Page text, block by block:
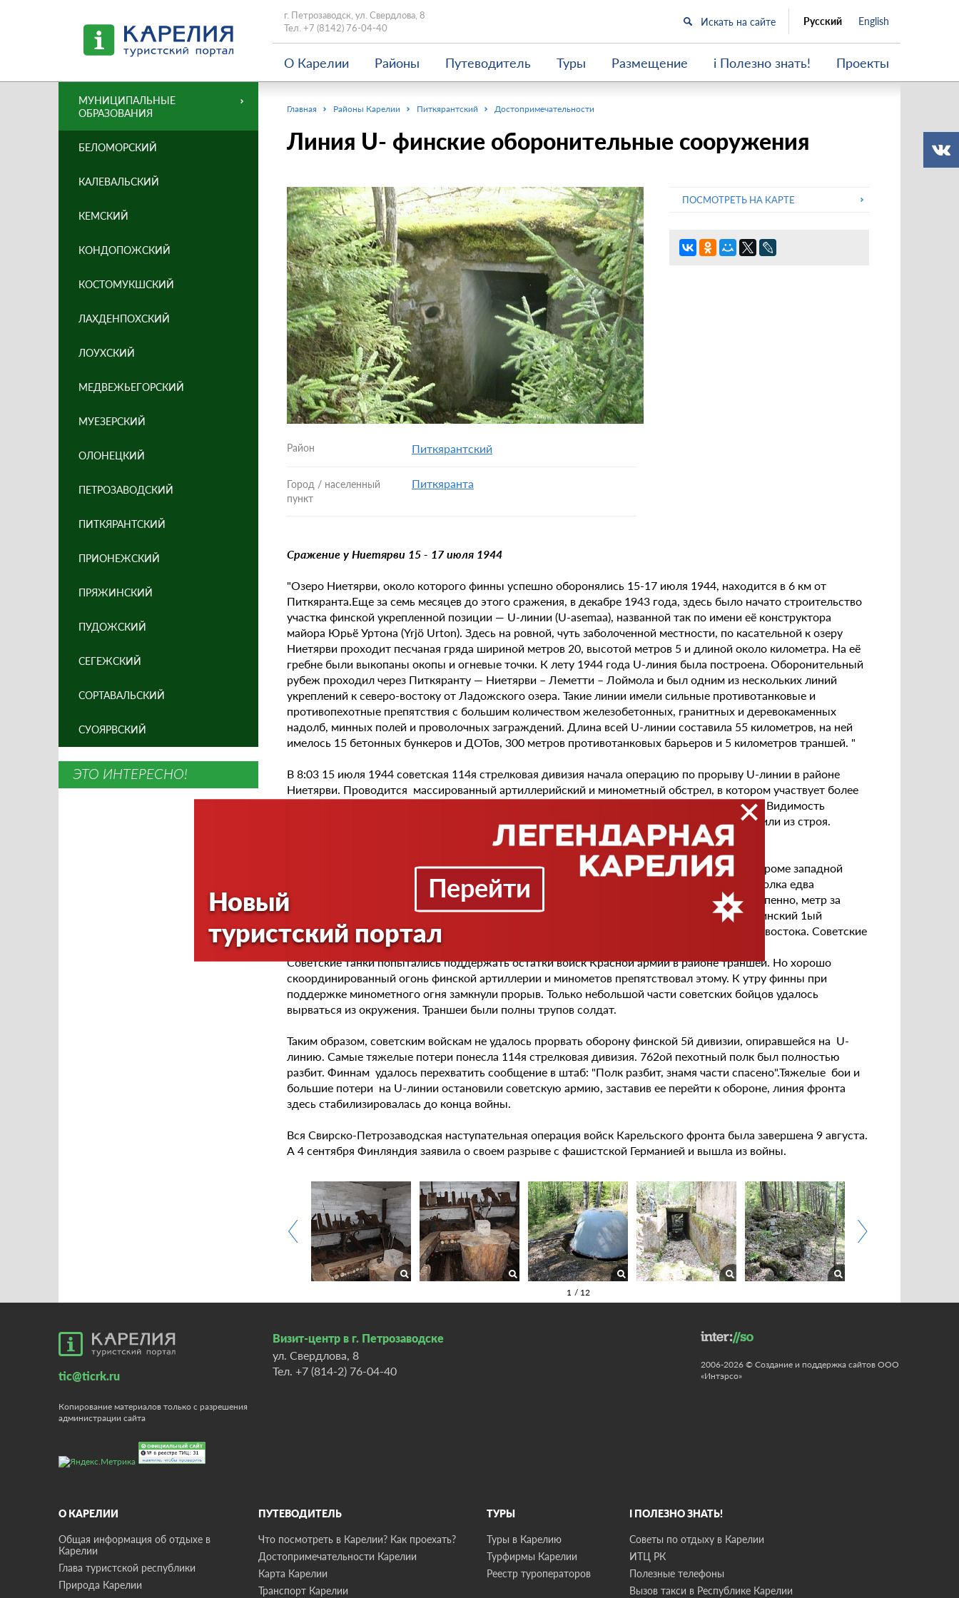
г. Петрозаводск, ул. Свердлова, 8
Тел. +7 (8142) 76-04-40
Русский English
О Карелии Районы Путеводитель Туры Размещение i Полезно знать! Проекты
Главная Районы Карелии Питкярантский Достопримечательности
Линия U- финские оборонительные сооружения
ПОСМОТРЕТЬ НА КАРТЕ
Район Питкярантский
Город / населенный
пункт
Питкяранта
Сражение у Ниетярви 15 - 17 июля 1944
"Озеро Ниетярви, около которого финны успешно оборонялись 15-17 июля 1944, находится в 6 км от
Питкяранта.Еще за семь месяцев до этого сражения, в декабре 1943 года, здесь было начато строительство
участка финской укрепленной позиции — U-линии (U-asemaa), названной так по имени её конструктора
майора Юрьё Уртона (Yrjö Urton). Здесь на ровной, чуть заболоченной местности, по касательной к озеру
Ниетярви проходит песчаная гряда шириной метров 20, высотой метров 5 и длиной около километра. На её
гребне были выкопаны окопы и огневые точки. К лету 1944 года U-линия была построена. Оборонительный
рубеж проходил через Питкяранту — Ниетярви – Леметти – Лоймола и был одним из нескольких линий
укреплений к северо-востоку от Ладожского озера. Такие линии имели сильные противотанковые и
противопехотные препятствия с большим количеством железобетонных, гранитных и деревокаменных
надолб, минных полей и проволочных заграждений. Длина всей U-линии составила 55 километров, на ней
имелось 15 бетонных бункеров и ДОТов, 300 метров противотанковых барьеров и 5 километров траншей. "
В 8:03 15 июля 1944 советская 114я стрелковая дивизия начала операцию по прорыву U-линии в районе
Ниетярви. Проводится массированный артиллерийский и минометный обстрел, в котором участвует более
200 орудий при поддержке танков и авиации. Воздух наполнился облаками дыма и песка. Видимость
составляла всего несколько метров. От туч песка, проникающего повсюду, орудия выходили из строя.
Работоспособными оставались только орудия, обернутые бумажными мешками.
К полудню финская защита все ещё успешно отражала советское наступление повсюду, кроме западной
части позиции, примыкающей к озеру Ниетярви. Там, 1й и 3й батальоны 44го пехотного полка едва
противостояли повторяющимся танковым атакам.Рано утром 17 июля 1944, финны постепенно, метр за
метром стали сближаться с двух сторон, замыкая прорыв и отрезая прорвавшие части. Финский 1ый
батальон 15ой бригады наступал с юго-западного направления, а 4ый батальон с северо-востока. Советские
войска сопротивлялись до последнего солдата.
Советские танки попытались поддержать остатки войск Красной армии в районе траншеи. Но хорошо
скоординированный огонь финской артиллерии и минометов препятствовал этому. К утру финны при
поддержке минометного огня замкнули прорыв. Только небольшой части советских бойцов удалось
вырваться из окружения. Траншеи были полны трупов солдат.
Таким образом, советским войскам не удалось прорвать оборону финской 5й дивизии, опиравшейся на U-
линию. Самые тяжелые потери понесла 114я стрелковая дивизия. 762ой пехотный полк был полностью
разбит. Финнам удалось перехватить сообщение в штаб: "Полк разбит, знамя части спасено".Тяжелые бои и
большие потери на U-линии остановили советскую армию, заставив ее перейти к обороне, линия фронта
здесь стабилизировалась до конца войны.
Вся Свирско-Петрозаводская наступательная операция войск Карельского фронта была завершена 9 августа.
А 4 сентября Финляндия заявила о своем разрыве с фашистской Германией и вышла из войны.
МУНИЦИПАЛЬНЫЕ
ОБРАЗОВАНИЯ
БЕЛОМОРСКИЙ
КАЛЕВАЛЬСКИЙ
КЕМСКИЙ
КОНДОПОЖСКИЙ
КОСТОМУКШСКИЙ
ЛАХДЕНПОХСКИЙ
ЛОУХСКИЙ
МЕДВЕЖЬЕГОРСКИЙ
МУЕЗЕРСКИЙ
ОЛОНЕЦКИЙ
ПЕТРОЗАВОДСКИЙ
ПИТКЯРАНТСКИЙ
ПРИОНЕЖСКИЙ
ПРЯЖИНСКИЙ
ПУДОЖСКИЙ
СЕГЕЖСКИЙ
СОРТАВАЛЬСКИЙ
СУОЯРВСКИЙ
ЭТО ИНТЕРЕСНО!
tic@ticrk.ru
Копирование материалов только с разрешения
администрации сайта
Визит-центр в г. Петрозаводске
ул. Свердлова, 8
Тел. +7 (814-2) 76-04-40
2006-2026 © Создание и поддержка сайтов ООО
«Интэрсо»
О КАРЕЛИИ
Общая информация об отдыхе в
Карелии
Глава туристской республики
Природа Карелии
ПУТЕВОДИТЕЛЬ
Что посмотреть в Карелии? Как проехать?
Достопримечательности Карелии
Карта Карелии
Транспорт Карелии
ТУРЫ
Туры в Карелию
Турфирмы Карелии
Реестр туроператоров
I ПОЛЕЗНО ЗНАТЬ!
Советы по отдыху в Карелии
ИТЦ РК
Полезные телефоны
Вызов такси в Республике Карелии
Новый
туристский портал
Перейти